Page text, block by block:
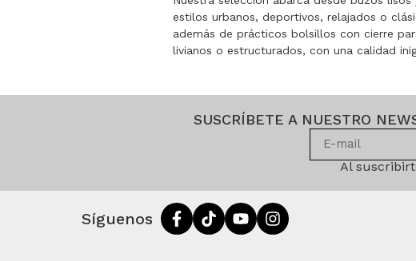
estilos urbanos, deportivos, relajados o
además de prácticos bolsillos con cierre
livianos o estructurados, con una calidad
SUSCRÍBETE A NUESTRO
Al
Síguenos